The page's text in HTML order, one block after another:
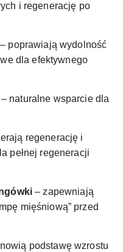
i regenerację po
poprawiają wydolność
dla efektywnego
– naturalne wsparcie dla
regenerację i
pełnej regeneracji
– zapewniają
mięśniową” przed
podstawę wzrostu